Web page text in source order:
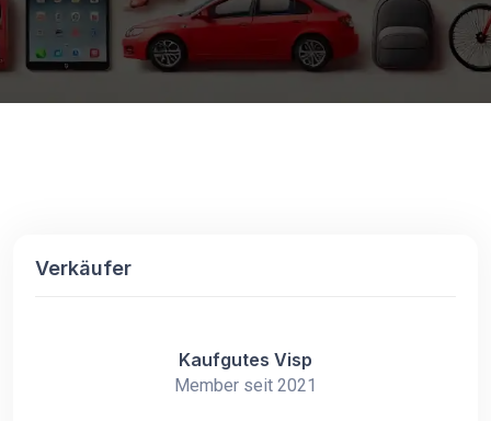
Verkäufer
Kaufgutes Visp
Member seit 2021